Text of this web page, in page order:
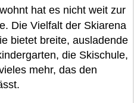
hat es nicht weit zur
Die Vielfalt der Skiarena
bietet breite, ausladende
die Skischule,
mehr, das den